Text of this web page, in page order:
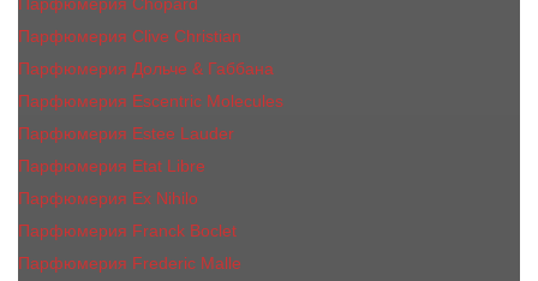
Парфюмерия Clive Christian
Парфюмерия Дольче & Габбана
Парфюмерия Escentric Molecules
Парфюмерия Estee Lаudеr
Парфюмерия Etat Libre
Парфюмерия Ex Nihilo
Парфюмерия Franck Boclet
Парфюмерия Frеderic Mаlle